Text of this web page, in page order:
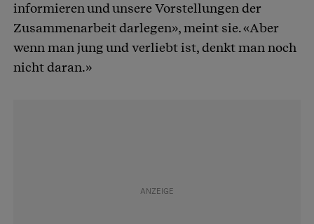
informieren und unsere Vorstellungen der
Zusammenarbeit darlegen», meint sie. «Aber
wenn man jung und verliebt ist, denkt man noch
nicht daran.»